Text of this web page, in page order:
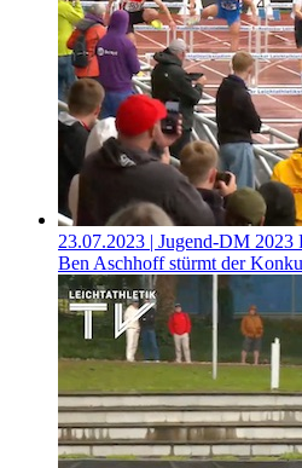
23.07.2023 | Jugend-DM
Ben Aschhoff stürmt der